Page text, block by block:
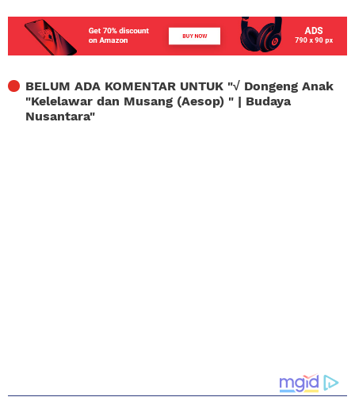
BELUM ADA KOMENTAR UNTUK "√ Dongeng Anak
"Kelelawar dan Musang (Aesop) " | Budaya
Nusantara"